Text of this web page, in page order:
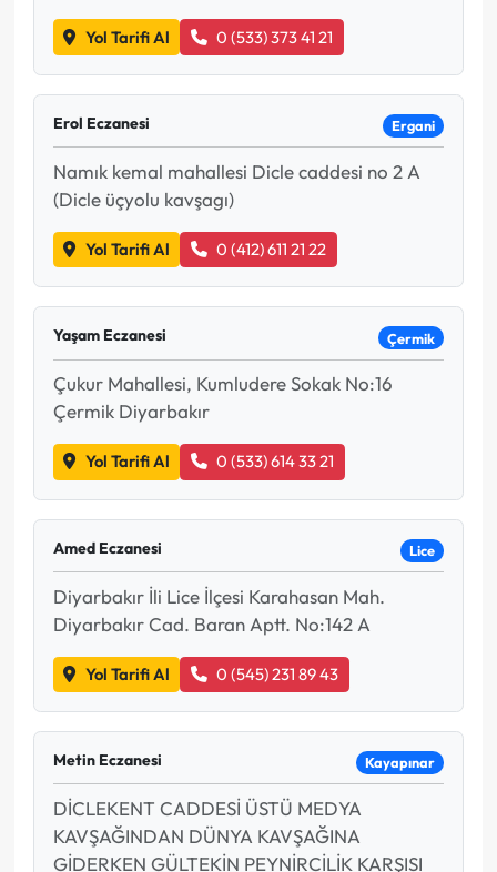
Yol Tarifi Al 0 (533) 373 41 21
Erol Eczanesi Ergani
Namık kemal mahallesi Dicle caddesi no 2 A
(Dicle üçyolu kavşagı)
Yol Tarifi Al 0 (412) 611 21 22
Yaşam Eczanesi Çermik
Çukur Mahallesi, Kumludere Sokak No:16
Çermik Diyarbakır
Yol Tarifi Al 0 (533) 614 33 21
Amed Eczanesi Lice
Diyarbakır İli Lice İlçesi Karahasan Mah.
Diyarbakır Cad. Baran Aptt. No:142 A
Yol Tarifi Al 0 (545) 231 89 43
Metin Eczanesi Kayapınar
DİCLEKENT CADDESİ ÜSTÜ MEDYA
KAVŞAĞINDAN DÜNYA KAVŞAĞINA
GİDERKEN GÜLTEKİN PEYNİRCİLİK KARŞISI